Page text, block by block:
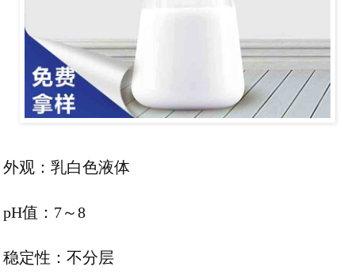
外观：乳白色液体
pH值：7～8
稳定性：不分层